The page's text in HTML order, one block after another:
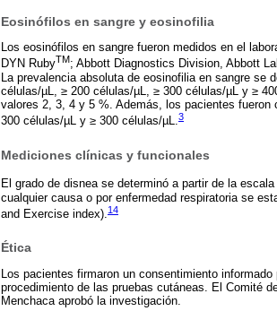
Eosinófilos en sangre y eosinofilia
Los eosinófilos en sangre fueron medidos en el
DYN RubyTM; Abbott Diagnostics Division, Abbott
La prevalencia absoluta de eosinofilia en sangre se
células/µL, ≥ 200 células/µL, ≥ 300 células/µL y ≥
valores 2, 3, 4 y 5 %. Además, los pacientes
300 células/µL y ≥ 300 células/µL.
3
Mediciones clínicas y funcionales
El grado de disnea se determinó a partir de la escala
cualquier causa o por enfermedad respiratoria se
and Exercise index). 14
Ética
Los pacientes firmaron un consentimiento
procedimiento de las pruebas cutáneas. El Comité
Menchaca aprobó la investigación.